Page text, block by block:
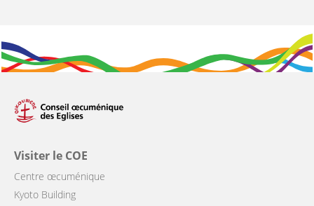
Visiter le COE
Centre œcuménique
Kyoto Building